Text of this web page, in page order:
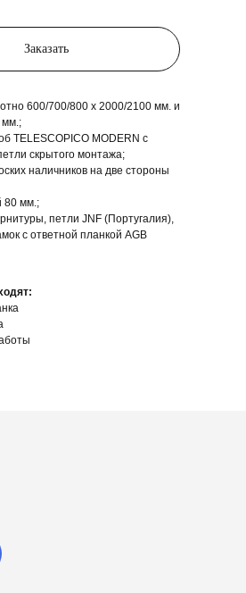
Заказать
600/700/800 x 2000/2100 мм. и
мм.;
TELESCOPICO MODERN с
скрытого монтажа;
наличников на две стороны
80 мм.;
петли JNF (Португалия),
с ответной планкой AGB